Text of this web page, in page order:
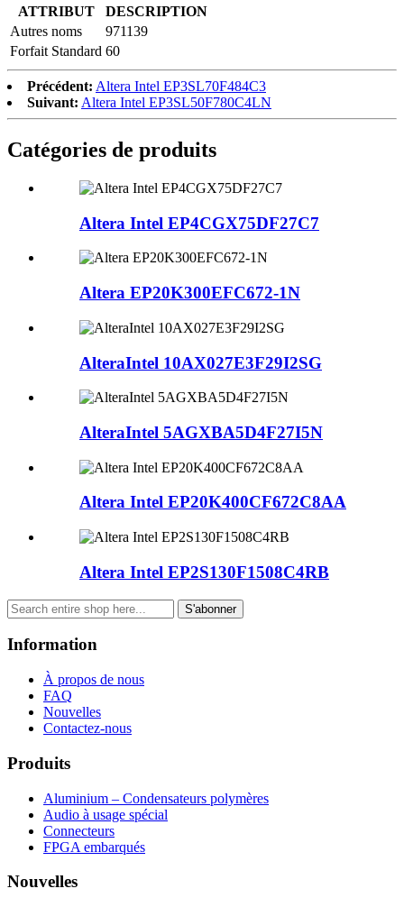
ATTRIBUT
DESCRIPTION
Autres noms
971139
Forfait Standard 60
Précédent: Altera Intel EP3SL70F484C3
Suivant: Altera Intel EP3SL50F780C4LN
Catégories de produits
Altera Intel EP4CGX75DF27C7
Altera EP20K300EFC672-1N
AlteraIntel 10AX027E3F29I2SG
AlteraIntel 5AGXBA5D4F27I5N
Altera Intel EP20K400CF672C8AA
Altera Intel EP2S130F1508C4RB
S'abonner
Information
À propos de nous
FAQ
Nouvelles
Contactez-nous
Produits
Aluminium – Condensateurs polymères
Audio à usage spécial
Connecteurs
FPGA embarqués
Nouvelles